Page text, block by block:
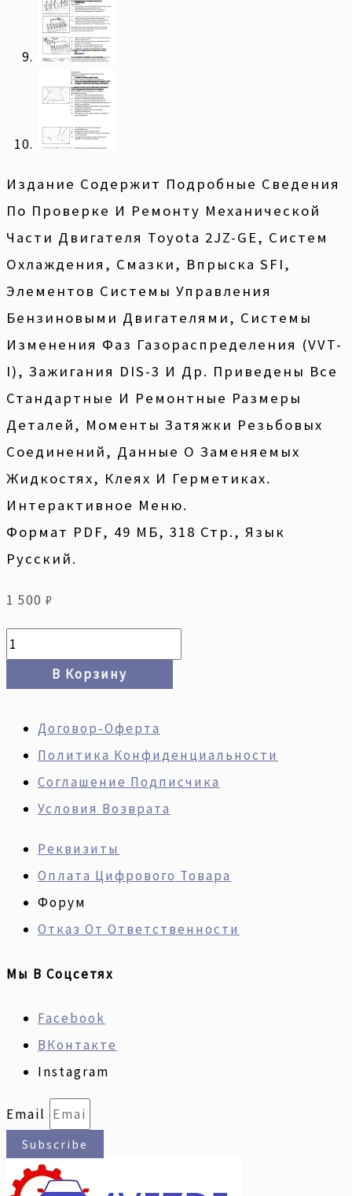
Издание Содержит Подробные Сведения
По Проверке И Ремонту Механической
Части Двигателя Toyota 2JZ-GE, Систем
Охлаждения, Смазки, Впрыска SFI,
Элементов Системы Управления
Бензиновыми Двигателями, Системы
Изменения Фаз Газораспределения (VVT-
I), Зажигания DIS-3 И Др. Приведены Все
Стандартные И Ремонтные Размеры
Деталей, Моменты Затяжки Резьбовых
Соединений, Данные О Заменяемых
Жидкостях, Клеях И Герметиках.
Интерактивное Меню.
Формат PDF, 49 МБ, 318 Стр., Язык
Русский.
1 500 ₽
В Корзину
Договор-Оферта
Политика Конфиденциальности
Соглашение Подписчика
Условия Возврата
Реквизиты
Оплата Цифрового Товара
Форум
Отказ От Ответственности
Мы В Соцсетях
Facebook
ВКонтакте
Instagram
Email
Subscribe